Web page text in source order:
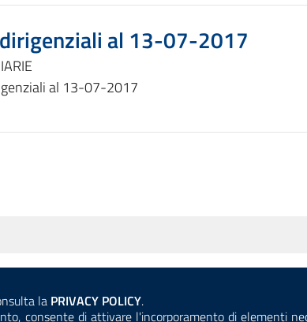
la Consulta la
PRIVACY POLICY.
consente di attivare l'incorporamento di elementi
al 13-07-2017
al 13-07-2017
ACCESSIBILITÀ